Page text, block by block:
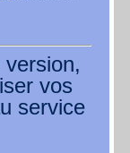
vos
service